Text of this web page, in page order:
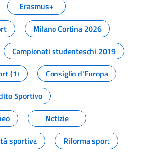
Erasmus+
Milano Cortina 2026
Campionati studenteschi 2019
(1)
Consiglio d'Europa
Sportivo
Notizie
sportiva
Riforma sport